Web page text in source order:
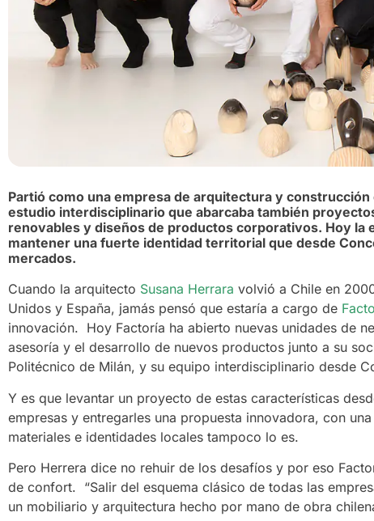
Partió como una empresa de arquitectura y
estudio interdisciplinario que abarcaba también
renovables y diseños de productos corporativos. Hoy la
mantener una fuerte identidad territorial que desde
mercados.
Cuando la arquitecto Susana Herrara volvió a Chile en
Unidos y España, jamás pensó que estaría a cargo de
innovación. Hoy Factoría ha abierto nuevas unidades de
asesoría y el desarrollo de nuevos productos junto a su
Politécnico de Milán, y su equipo interdisciplinario desde
Y es que levantar un proyecto de estas características
empresas y entregarles una propuesta innovadora, con
materiales e identidades locales tampoco lo es.
Pero Herrera dice no rehuir de los desafíos y por eso
de confort. “Salir del esquema clásico de todas las
un mobiliario y arquitectura hecho por mano de obra